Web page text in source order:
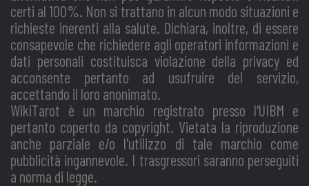
certi al 100%. Non si trattano in alcun modo situazioni e
richieste inerenti alla salute. Dichiara, inoltre, di essere
consapevole che richiedere agli operatori informazioni e
dati personali costituisca violazione della privacy ed
acconsente pertanto ad usufruire del servizio,
accettando il loro anonimato.
WikiTarot è un marchio registrato presso l'UIBM e
pertanto coperto da copyright. Vietata la riproduzione
anche parziale e/o l'utilizzo di tale marchio come
pubblicità ingannevole. I trasgressori saranno perseguiti
a norma di legge.